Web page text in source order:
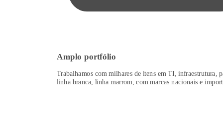
Amplo portfólio
Trabalhamos com milhares de itens em TI, infraestrutura,
linha branca, linha marrom, com marcas nacionais e